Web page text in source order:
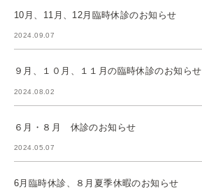
10月、11月、12月臨時休診のお知らせ
2024.09.07
９月、１０月、１１月の臨時休診のお知らせ
2024.08.02
６月・８月 休診のお知らせ
2024.05.07
6月臨時休診、８月夏季休暇のお知らせ